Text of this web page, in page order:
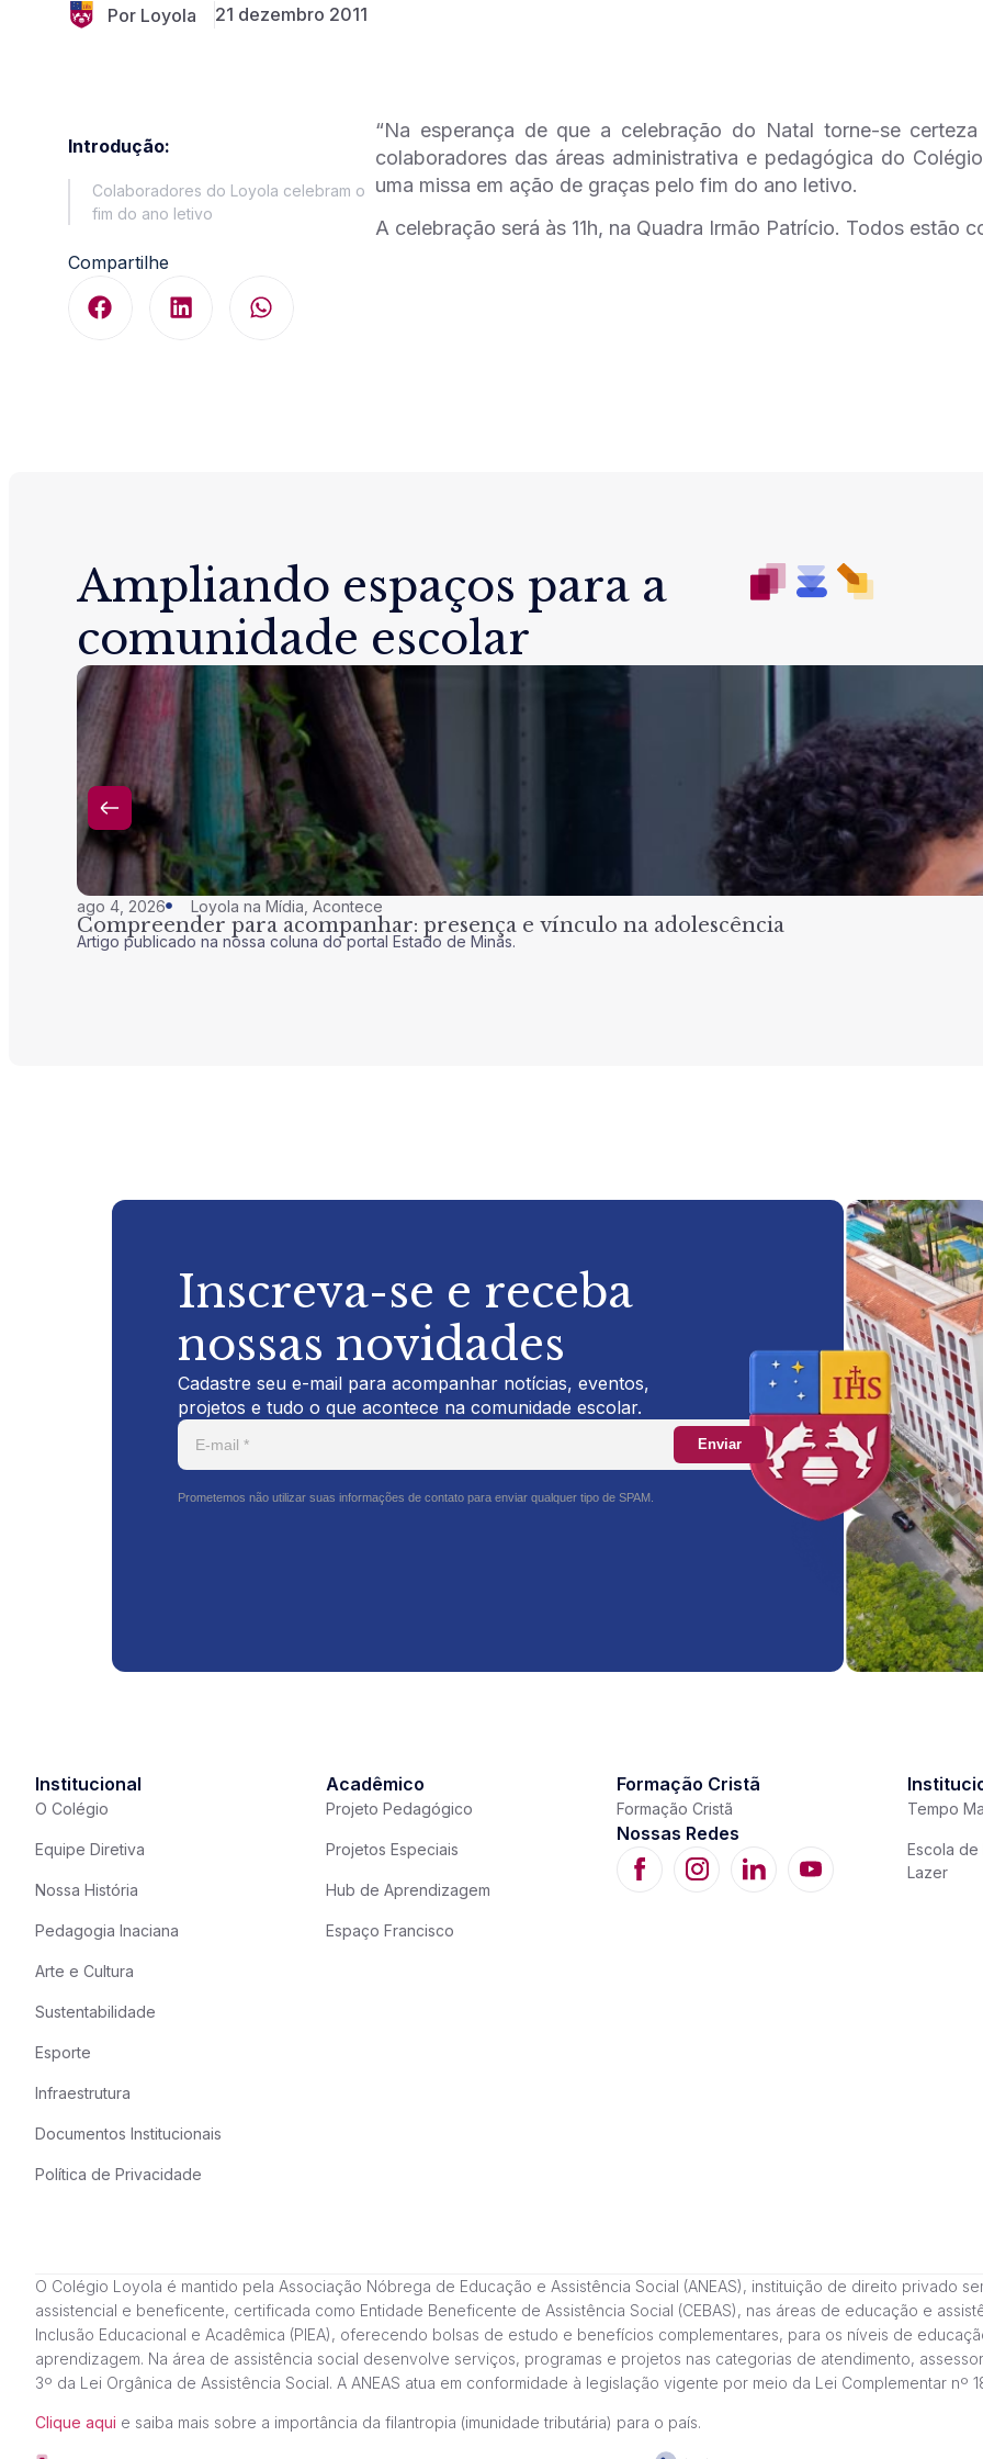
Por Loyola 21 dezembro 2011
Introdução:
Colaboradores do Loyola celebram o
fim do ano letivo
Compartilhe
“Na esperança de que a celebração do Natal torne-se
colaboradores das áreas administrativa e pedagógica do
uma missa em ação de graças pelo fim do ano letivo.
A celebração será às 11h, na Quadra Irmão Patrício. Todos estão
Ampliando espaços para a
comunidade escolar
ago 4, 2026 Loyola na Mídia Acontece
Compreender para acompanhar: presença e vínculo na adolescência
Artigo publicado na nossa coluna do portal Estado de Minas.
Inscreva-se e receba
nossas novidades
Cadastre seu e-mail para acompanhar notícias, eventos,
projetos e tudo o que acontece na comunidade escolar.
Enviar
Prometemos não utilizar suas informações de contato para enviar qualquer tipo de SPAM.
Institucional
O Colégio
Equipe Diretiva
Nossa História
Pedagogia Inaciana
Arte e Cultura
Sustentabilidade
Esporte
Infraestrutura
Documentos Institucionais
Política de Privacidade
Acadêmico
Projeto Pedagógico
Projetos Especiais
Hub de Aprendizagem
Espaço Francisco
Formação Cristã
Formação Cristã
Nossas Redes
Tempo
Escola de
Lazer
O Colégio Loyola é mantido pela Associação Nóbrega de Educação e Assistência Social (ANEAS), instituição de direito privado
assistencial e beneficente, certificada como Entidade Beneficente de Assistência Social (CEBAS), nas áreas de educação e
Inclusão Educacional e Acadêmica (PIEA), oferecendo bolsas de estudo e benefícios complementares, para os níveis de
aprendizagem. Na área de assistência social desenvolve serviços, programas e projetos nas categorias de atendimento,
3º da Lei Orgânica de Assistência Social. A ANEAS atua em conformidade à legislação vigente por meio da Lei Complementar nº
Clique aqui e saiba mais sobre a importância da filantropia (imunidade tributária) para o país.